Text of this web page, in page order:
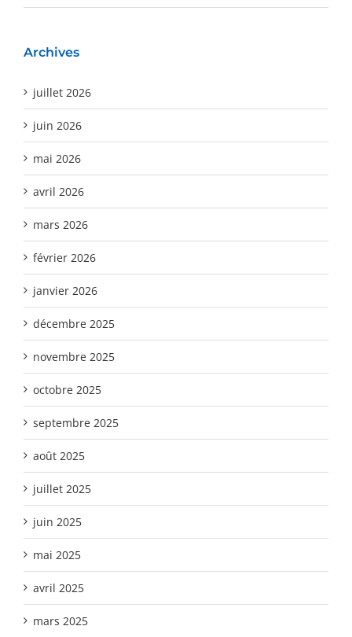
Archives
juillet 2026
juin 2026
mai 2026
avril 2026
mars 2026
février 2026
janvier 2026
décembre 2025
novembre 2025
octobre 2025
septembre 2025
août 2025
juillet 2025
juin 2025
mai 2025
avril 2025
mars 2025